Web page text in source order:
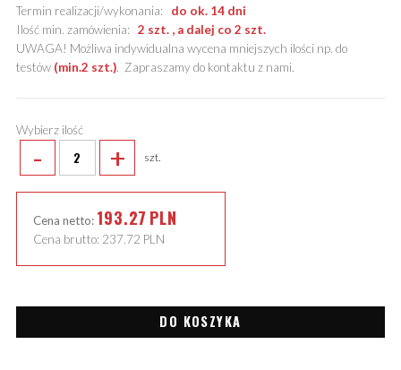
Termin realizacji/wykonania: do ok. 14 dni
Ilość min. zamówienia: 2 szt. , a dalej co 2 szt.
UWAGA! Możliwa indywidualna wycena mniejszych ilości np. do
testów (min.2 szt.). Zapraszamy do kontaktu z nami.
Wybierz ilość
- + szt.
Cena netto: 193.27 PLN
Cena brutto: 237.72 PLN
DO KOSZYKA